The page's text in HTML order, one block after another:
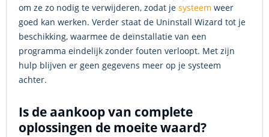
om ze zo nodig te verwijderen, zodat je systeem weer
goed kan werken. Verder staat de Uninstall Wizard tot je
beschikking, waarmee de deïnstallatie van een
programma eindelijk zonder fouten verloopt. Met zijn
hulp blijven er geen gegevens meer op je systeem
achter.
Is de aankoop van complete
oplossingen de moeite waard?